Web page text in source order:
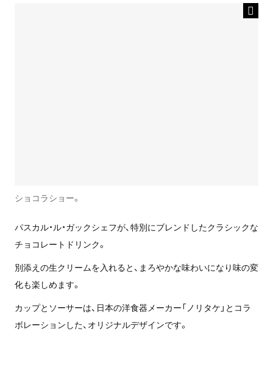
ショコラショー。
パスカル・ル・ガックシェフが、特別にブレンドしたクラシックな
チョコレートドリンク。
別添えの生クリームを入れると、まろやかな味わいになり味の変
化も楽しめます。
カップとソーサーは、日本の洋食器メーカー「ノリタケ」とコラ
ボレーションした、オリジナルデザインです。